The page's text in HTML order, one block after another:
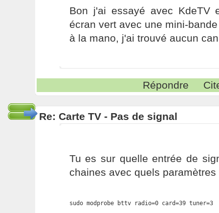
Bon j'ai essayé avec KdeTV
écran vert avec une mini-
à la mano, j'ai trouvé aucun
Répondre
Re: Carte TV - Pas de signal
Tu es sur quelle entrée de
chaines avec quels paramètres
sudo modprobe bttv radio=0 card=39 tuner=3